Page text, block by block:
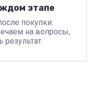
этапе
покупки:
на вопросы,
результат.